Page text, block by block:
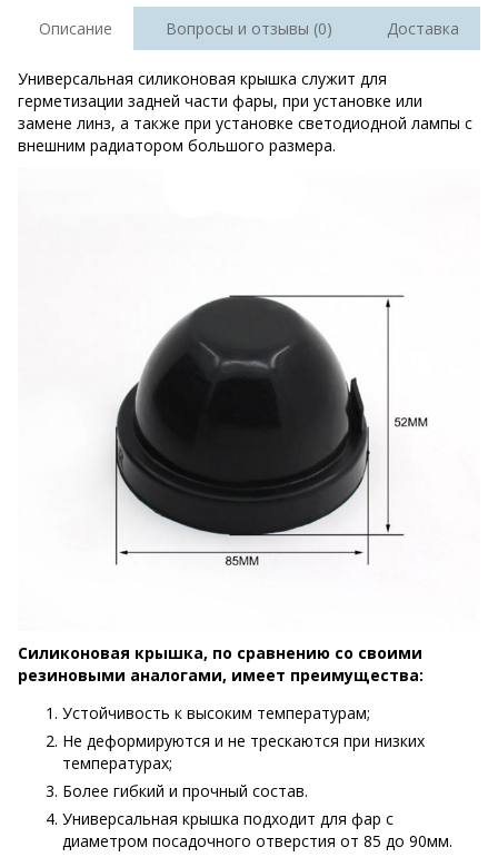
Описание Вопросы и отзывы (0) Доставка
Универсальная силиконовая крышка служит для
герметизации задней части фары, при установке или
замене линз, а также при установке светодиодной лампы с
внешним радиатором большого размера.
Силиконовая крышка, по сравнению со своими
резиновыми аналогами, имеет преимущества:
Устойчивость к высоким температурам;
Не деформируются и не трескаются при низких
температурах;
Более гибкий и прочный состав.
Универсальная крышка подходит для фар с
диаметром посадочного отверстия от 85 до 90мм.